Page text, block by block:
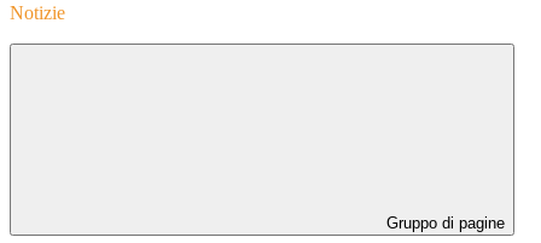
Notizie
Gruppo di pagine